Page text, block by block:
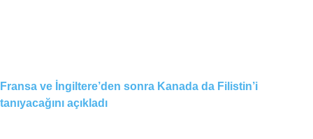
Fransa ve İngiltere’den sonra Kanada da Filistin’i
tanıyacağını açıkladı